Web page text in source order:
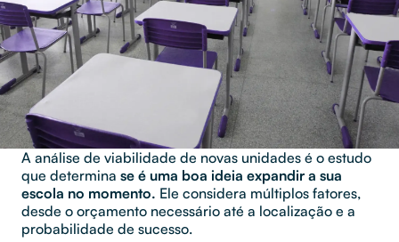
A análise de viabilidade de novas unidades é o estudo
que determina se é uma boa ideia expandir a sua
escola no momento. Ele considera múltiplos fatores,
desde o orçamento necessário até a localização e a
probabilidade de sucesso.